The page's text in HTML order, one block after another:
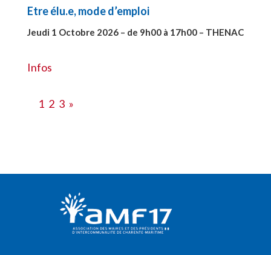
Etre élu.e, mode d’emploi
Jeudi 1 Octobre 2026 – de 9h00 à 17h00 – THENAC
Infos
1 2 3 »